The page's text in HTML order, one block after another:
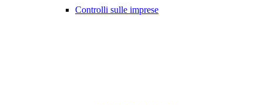
Controlli sulle imprese